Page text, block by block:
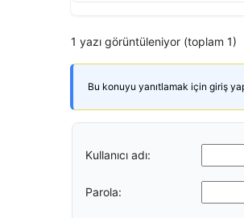
1 yazı görüntüleniyor (toplam 1)
Bu konuyu yanıtlamak için giriş
Kullanıcı adı:
Parola: